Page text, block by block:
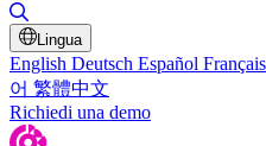
Lingua
English Deutsch Español Français
어 繁體中文
Richiedi una demo